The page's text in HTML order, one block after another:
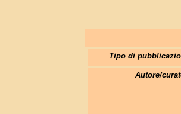
Tipo di
Autore/